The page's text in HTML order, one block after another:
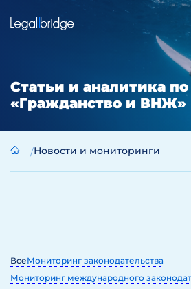
Статьи и аналитика
«Гражданство и ВНЖ»
Новости и мониторинги
ВсеМониторинг законодательства
Мониторинг международного